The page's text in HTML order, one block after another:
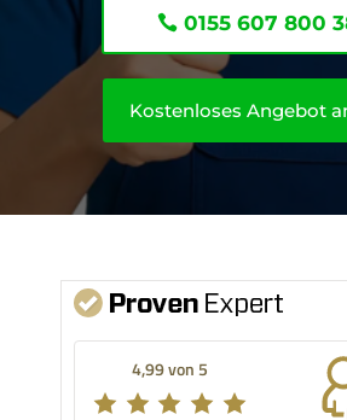
0155 607 800
Kostenloses Angebot
4,99 von 5